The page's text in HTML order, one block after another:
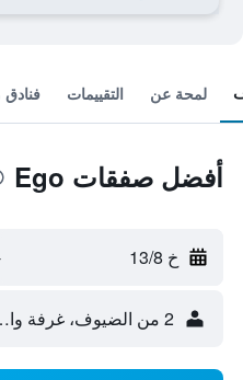
لمحة عن التقييمات
أفضل صفقات Ego
خ 13/8
2 من الضيوف، غرفة واحدة